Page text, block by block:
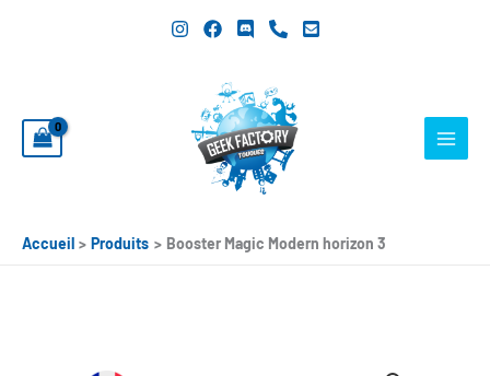
Accueil Produits Booster Magic Modern horizon 3